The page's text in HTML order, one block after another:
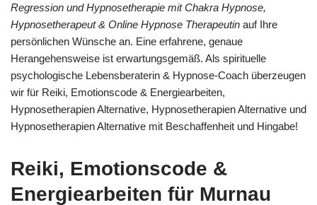
Regression und Hypnosetherapie mit Chakra Hypnose,
Hypnosetherapeut & Online Hypnose Therapeutin auf Ihre
persönlichen Wünsche an. Eine erfahrene, genaue
Herangehensweise ist erwartungsgemäß. Als spirituelle
psychologische Lebensberaterin & Hypnose-Coach überzeugen
wir für Reiki, Emotionscode & Energiearbeiten,
Hypnosetherapien Alternative, Hypnosetherapien Alternative und
Hypnosetherapien Alternative mit Beschaffenheit und Hingabe!
Reiki, Emotionscode &
Energiearbeiten für Murnau